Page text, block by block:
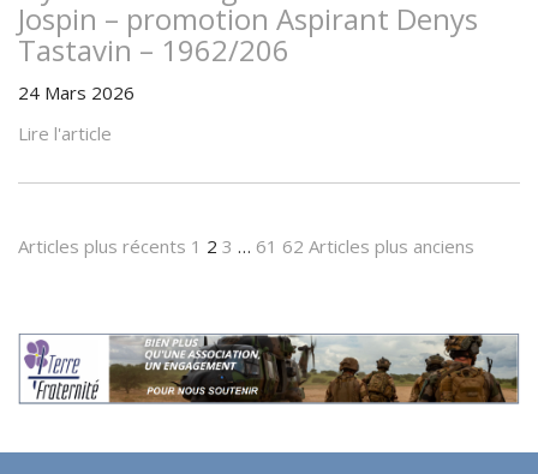
Jospin – promotion Aspirant Denys
Tastavin – 1962/206
24 Mars 2026
Lire l'article
Articles plus récents 1 2 3 … 61 62 Articles plus anciens